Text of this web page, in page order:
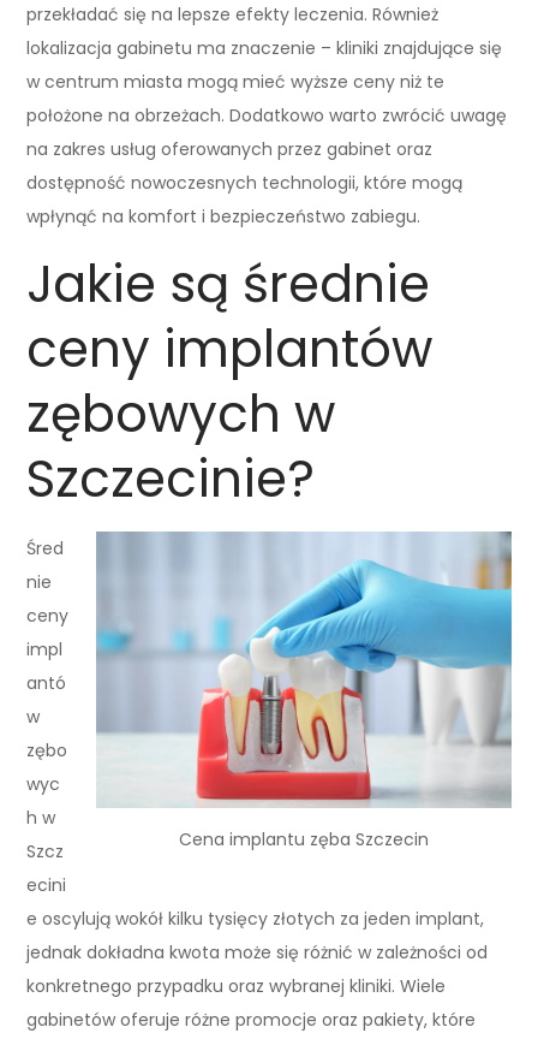
przekładać się na lepsze efekty leczenia. Również
lokalizacja gabinetu ma znaczenie – kliniki znajdujące się
w centrum miasta mogą mieć wyższe ceny niż te
położone na obrzeżach. Dodatkowo warto zwrócić uwagę
na zakres usług oferowanych przez gabinet oraz
dostępność nowoczesnych technologii, które mogą
wpłynąć na komfort i bezpieczeństwo zabiegu.
Jakie są średnie
ceny implantów
zębowych w
Szczecinie?
Cena implantu zęba Szczecin
Śred
nie
ceny
impl
antó
w
zębo
wyc
h w
Szcz
ecini
e oscylują wokół kilku tysięcy złotych za jeden implant,
jednak dokładna kwota może się różnić w zależności od
konkretnego przypadku oraz wybranej kliniki. Wiele
gabinetów oferuje różne promocje oraz pakiety, które